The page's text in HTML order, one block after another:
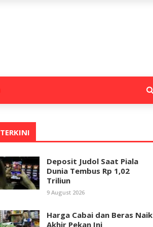
TERKINI
Deposit Judol Saat Piala
Dunia Tembus Rp 1,02
Triliun
9 August 2026
Harga Cabai dan Beras Naik
Akhir Pekan Ini